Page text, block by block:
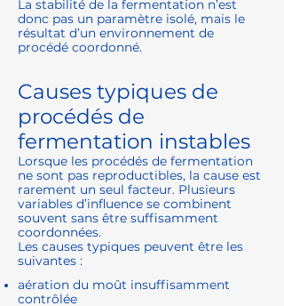
La stabilité de la fermentation n’est
donc pas un paramètre isolé, mais le
résultat d’un environnement de
procédé coordonné.
Causes typiques de
procédés de
fermentation instables
Lorsque les procédés de fermentation
ne sont pas reproductibles, la cause est
rarement un seul facteur. Plusieurs
variables d’influence se combinent
souvent sans être suffisamment
coordonnées.
Les causes typiques peuvent être les
suivantes :
aération du moût insuffisamment
contrôlée